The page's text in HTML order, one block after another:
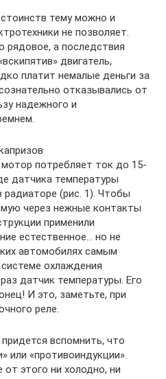
тему можно и
не позволяет.
рядовое, а последствия
двигатель,
платит немалые деньги за
отказывались от
надежного и
потребляет ток до 15-
датчика температуры
(рис. 1). Чтобы
через нежные контакты
применили
естественное… но не
автомобилях самым
охлаждения
датчик температуры. Его
И это, заметьте, при
реле.
вспомнить, что
или «противоиндукции».
этого ни холодно, ни